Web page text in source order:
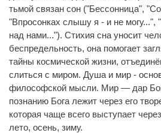
тьмой связан сон ("Бессонница",
"Впросонках слышу я - и не могу...",
над нами..."). Стихия сна уносит
беспредельность, она помогает
тайны космической жизни,
слиться с миром. Душа и мир -
философской мысли. Мир — дар
познанию Бога лежит через его
которая чаще всего выступает
лето, осень, зиму.